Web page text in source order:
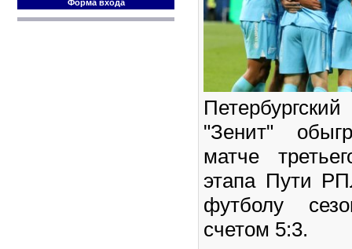
Форма входа
"Зенит"
матче
этапа Пути
футболу
счетом 5:3.